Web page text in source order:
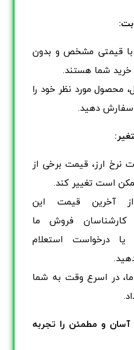
قیمتی مشخص و بدون
خرید شما هستند.
محصول مورد نظر خود را
سفارش دهید.
نرخ ارز، قیمت برخی از
است تغییر کند.
از آخرین قیمت این
کارشناسان فروش ما
یا درخواست استعلام
در اسرع وقت به شما
آسان و مطمئن را تجربه